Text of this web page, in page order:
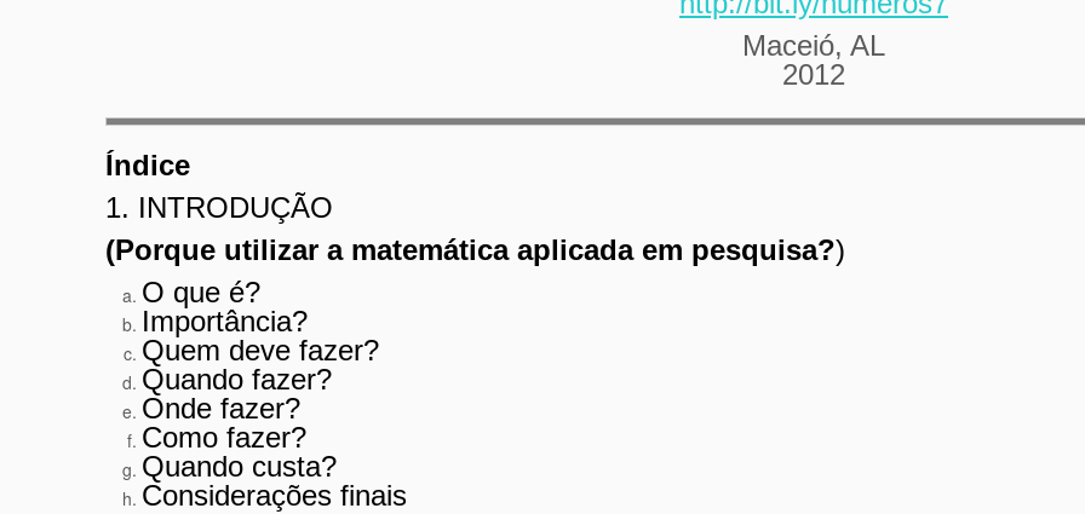
Maceió, AL
2012
Índice
1. INTRODUÇÃO
(Porque utilizar a matemática aplicada em pesquisa?)
O que é?
Importância?
Quem deve fazer?
Quando fazer?
Onde fazer?
Como fazer?
Quando custa?
Considerações finais